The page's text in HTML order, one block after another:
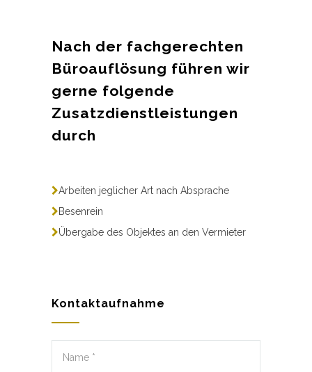
Nach der fachgerechten
Büroauflösung führen wir
gerne folgende
Zusatzdienstleistungen
durch
Arbeiten jeglicher Art nach Absprache
Besenrein
Übergabe des Objektes an den Vermieter
Kontaktaufnahme